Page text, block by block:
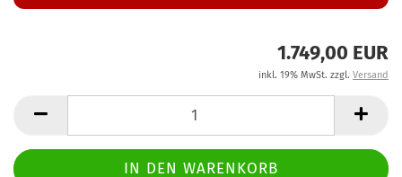
1.749,00 EUR
inkl. 19% MwSt. zzgl. Versand